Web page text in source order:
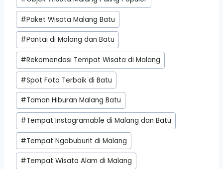
#Paket Wisata Malang Batu
#Pantai di Malang dan Batu
#Rekomendasi Tempat Wisata di Malang
#Spot Foto Terbaik di Batu
#Taman Hiburan Malang Batu
#Tempat Instagramable di Malang dan Batu
#Tempat Ngabuburit di Malang
#Tempat Wisata Alam di Malang